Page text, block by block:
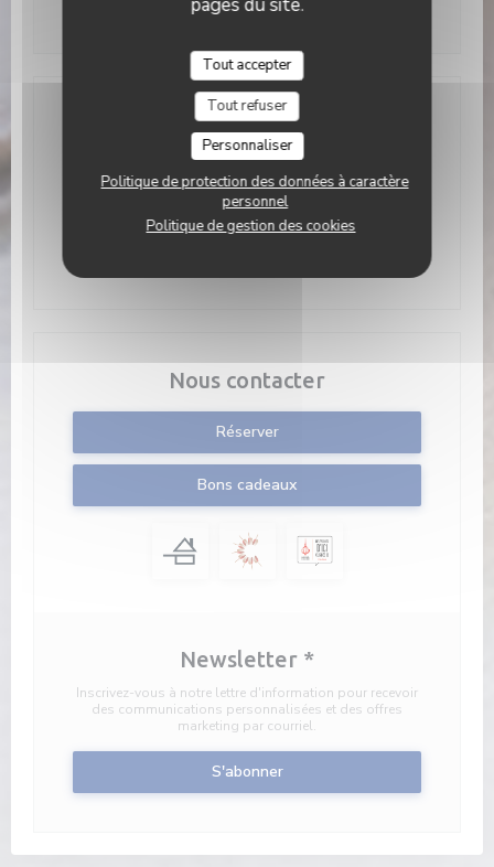
Tout accepter
Tout refuser
Personnaliser
Politique de protection des données à caractère
personnel
Politique de gestion des cookies
Adresse
19 Rue Roucher, 34000 Montpellier 34000
Montpellier((ouvre une nouvelle
04 67 60 93 53
Facebook ((ouvre une nouvelle
Instagram ((ouvre une
Nous contacter
Réserver
Bons cadeaux
Newsletter *
Inscrivez-vous à notre lettre d'information pour recevoir
des communications personnalisées et des offres
marketing par courriel.
S'abonner